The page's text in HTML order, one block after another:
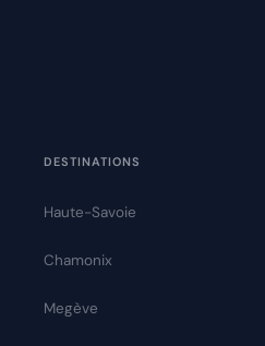
DESTINATIONS
Haute-Savoie
Chamonix
Megève